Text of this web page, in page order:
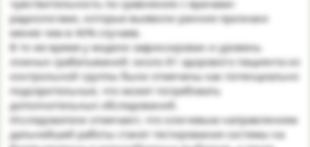
чувствительность по сравнению с врачами-
радиологами, которые выявили ранние признаки
менее чем в 40% случаев.
В то же время у модели зафиксирован и уровень
ложных срабатываний: около 81 здорового пациента из
контрольной группы были отмечены как потенциально
подозрительные, что может потребовать
дополнительных обследований.
Исследователи отмечают, что ключевым направлением
дальнейшей работы станет тестирование системы на